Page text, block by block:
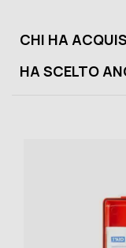
CHI HA
HA SCELTO